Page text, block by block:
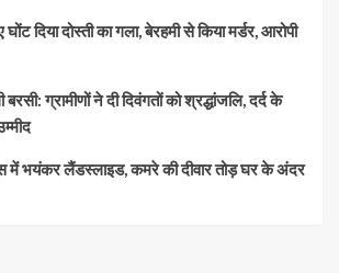
दिया दोस्ती का गला, बेरहमी से किया मर्डर, आरोपी
ग्रामीणों ने दी दिवंगतों को श्रद्धांजलि, दर्द के
भयंकर लैंडस्लाइड, कमरे की दीवार तोड़ घर के अंदर